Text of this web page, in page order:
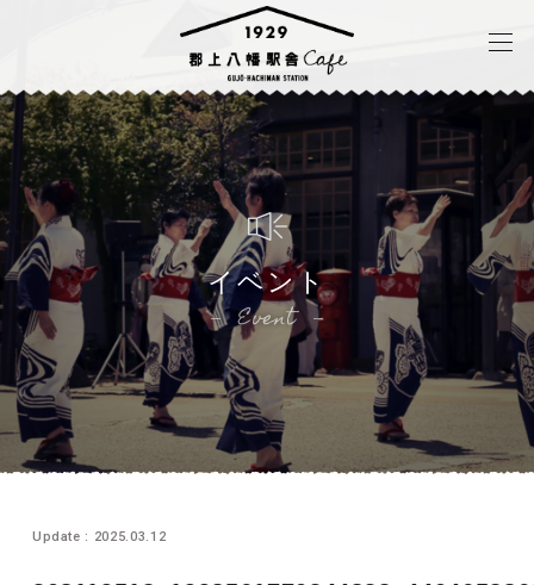
イベント
Event
Update : 2025.03.12